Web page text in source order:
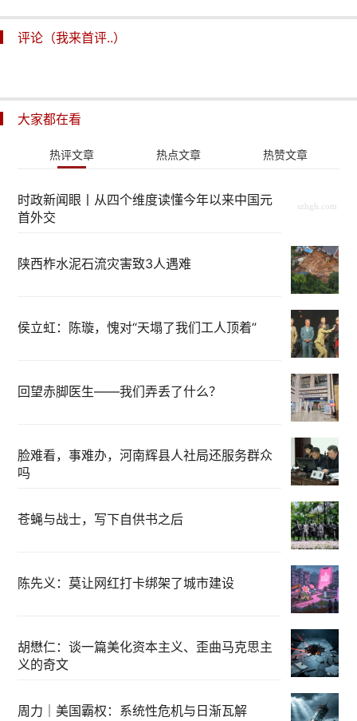
评论（我来首评..）
大家都在看
热评文章 热点文章 热赞文章
时政新闻眼丨从四个维度读懂今年以来中国元
首外交
陕西柞水泥石流灾害致3人遇难
侯立虹：陈璇，愧对“天塌了我们工人顶着”
回望赤脚医生——我们弄丢了什么？
脸难看，事难办，河南辉县人社局还服务群众
吗
苍蝇与战士，写下自供书之后
陈先义：莫让网红打卡绑架了城市建设
胡懋仁：谈一篇美化资本主义、歪曲马克思主
义的奇文
周力｜美国霸权：系统性危机与日渐瓦解